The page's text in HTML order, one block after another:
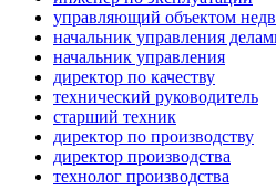
управляющий объектом
начальник управления
начальник управления
директор по качеству
технический руководитель
старший техник
директор по производству
директор производства
технолог производства